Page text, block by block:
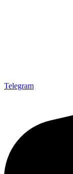
Telegram